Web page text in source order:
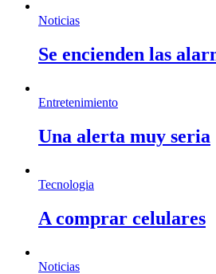
Noticias
Se encienden las
Entretenimiento
Una alerta muy seria
Tecnologia
A comprar celulares
Noticias